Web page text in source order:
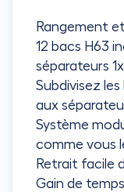
Rangement
12 bacs H63
séparateurs
Subdivisez
aux
Système
comme vous
Retrait facile
Gain de